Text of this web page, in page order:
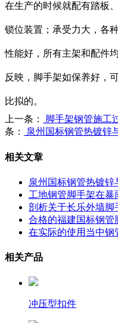
在生产的时候就配有踏板
锁位装置；承受力大，各
性能好，所有主架和配件
反映，脚手架如保养好，
比拟的。
上一条：
脚手架钢管施工
条：
泉州国标钢管热镀锌
相关文章
泉州国标钢管热镀
工地钢管脚手架在
剖析关于长乐外墙脚
合格的福建国标钢
在实际的使用当中钢
相关产品
冲压型扣件